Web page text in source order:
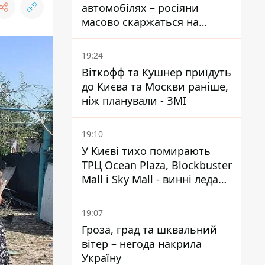
автомобілях – росіяни
масово скаржаться на
поломки через неякісний
бензин
19:24
Віткофф та Кушнер приїдуть
до Києва та Москви раніше,
ніж планували - ЗМІ
19:10
У Києві тихо помирають
ТРЦ Ocean Plaza, Blockbuster
Mall і Sky Mall - винні ледачі
менеджери й канібалізм
19:07
Гроза, град та шквальний
вітер – негода накрила
Україну